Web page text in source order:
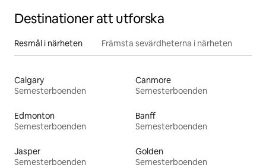
Destinationer att utforska
Resmål i närheten Främsta sevärdheterna i närheten
Calgary
Semesterboenden
Canmore
Semesterboenden
Edmonton
Semesterboenden
Banff
Semesterboenden
Jasper
Semesterboenden
Golden
Semesterboenden